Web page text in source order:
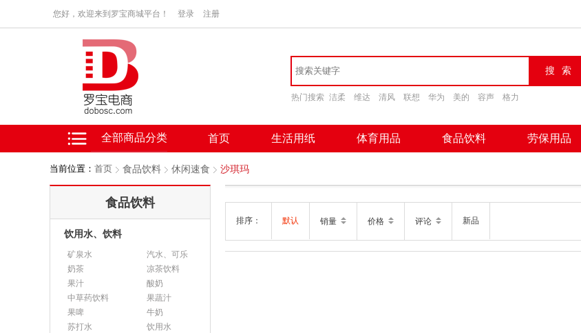
您好，欢迎来到罗宝商城平台！ 登录 注册
热门搜索 洁柔 维达 清风 联想 华为 美的 容声 格力
全部商品分类 首页 生活用纸 体育用品 食品饮料 劳保用品
当前位置： 首页 食品饮料 休闲速食 沙琪玛
食品饮料
饮用水、饮料
矿泉水
汽水、可乐
奶茶
凉茶饮料
果汁
酸奶
中草药饮料
果蔬汁
果啤
牛奶
苏打水
饮用水
排序： 默认 销量 价格 评论 新品